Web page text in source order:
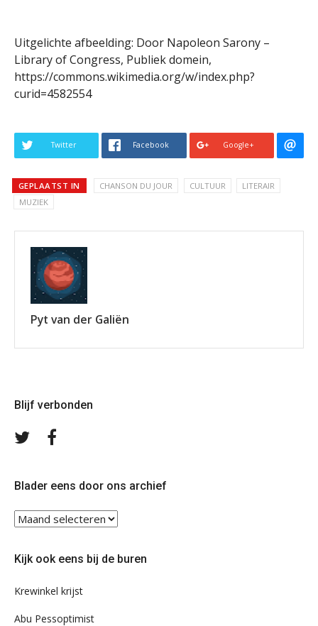
Uitgelichte afbeelding: Door Napoleon Sarony –
Library of Congress, Publiek domein,
https://commons.wikimedia.org/w/index.php?
curid=4582554
Twitter Facebook Google+
GEPLAATST IN CHANSON DU JOUR CULTUUR
LITERAIR
MUZIEK
Pyt van der Galiën
Blijf verbonden
Volg
Blader eens door ons archief
Blader
eens
ons
Kijk ook eens bij de buren
Krewinkel krijst
Abu Pessoptimist